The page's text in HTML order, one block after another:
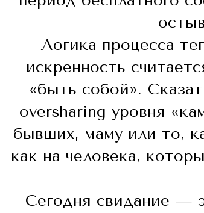
Логика процесса
искренность
«быть собой».
oversharing уровня
бывших, маму или то,
как на человека,
Сегодня свидание —